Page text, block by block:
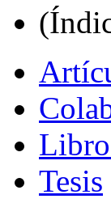
Tesis